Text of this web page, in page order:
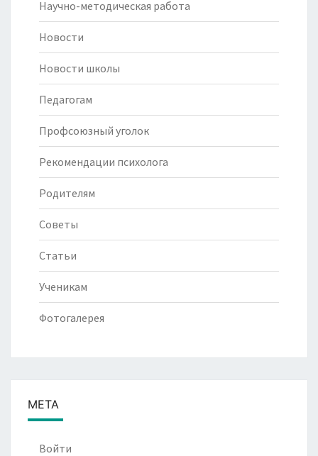
Научно-методическая работа
Новости
Новости школы
Педагогам
Профсоюзный уголок
Рекомендации психолога
Родителям
Советы
Статьи
Ученикам
Фотогалерея
МЕТА
Войти